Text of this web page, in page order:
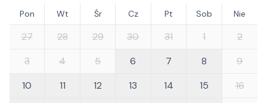
Pon Wt Śr Cz Pt Sob Nie
27 28 29 30 31 1
2
3
4 5 6 7 8
9
10
11 12 13 14 15
16